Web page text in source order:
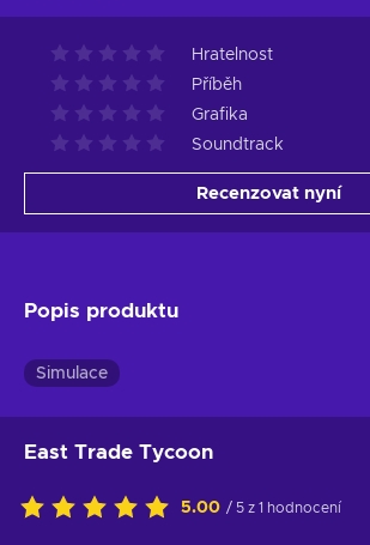
Hratelnost
Příběh
Grafika
Soundtrack
Recenzovat nyní
Popis produktu
Simulace
East Trade Tycoon
5.00 / 5 z 1 hodnocení